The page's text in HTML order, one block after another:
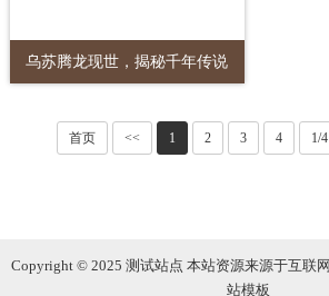
乌苏腾龙现世，揭秘千年传说
首页 << 1 2 3 4 1/4
Copyright © 2025 测试站点 本站资源来源于互联网
站模板